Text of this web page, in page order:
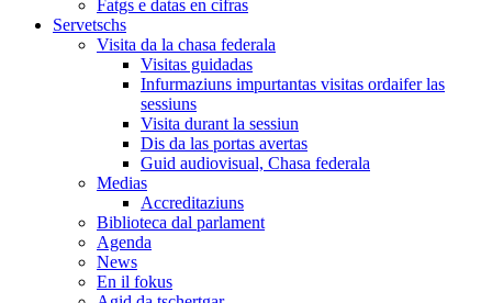
Fatgs e datas en cifras
Servetschs
Visita da la chasa federala
Visitas guidadas
Infurmaziuns impurtantas visitas ordaifer las
sessiuns
Visita durant la sessiun
Dis da las portas avertas
Guid audiovisual, Chasa federala
Medias
Accreditaziuns
Biblioteca dal parlament
Agenda
News
En il fokus